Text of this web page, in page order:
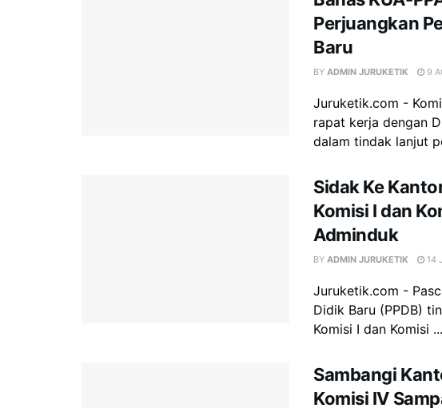
Perjuangkan
Baru
BY ADMIN JURUKETIK 9
Juruketik.com -
rapat kerja dengan
dalam tindak lanjut
Sidak Ke
Komisi I dan
Adminduk
BY ADMIN JURUKETIK 14
Juruketik.com -
Didik Baru (PPDB)
Komisi I dan Komisi ...
Sambangi
Komisi IV